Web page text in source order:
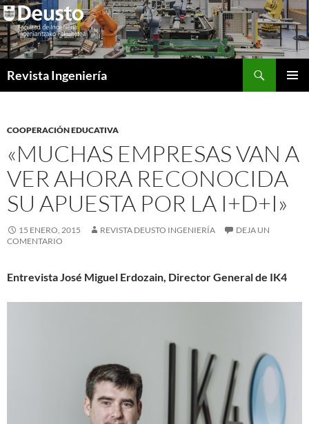
Saltar
al
contenido
Revista Ingeniería
COOPERACIÓN EDUCATIVA
«MUCHAS EMPRESAS VAN A
VER AHORA RECONOCIDA
SU APUESTA POR LA I+D+I»
15 ENERO, 2015 REVISTA DEUSTO INGENIERÍA
DEJA UN
COMENTARIO
Entrevista José Miguel Erdozain, Director General de IK4